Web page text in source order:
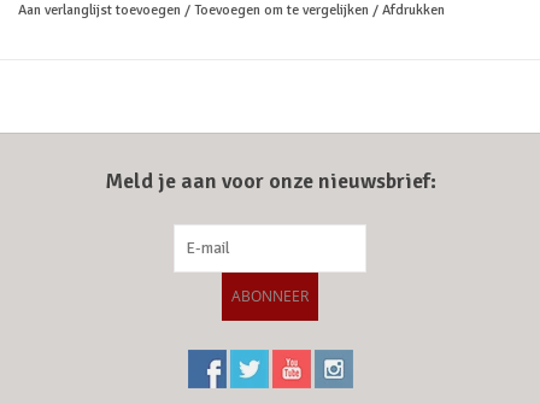
Aan verlanglijst toevoegen / Toevoegen om te vergelijken / Afdrukken
Meld je aan voor onze nieuwsbrief:
ABONNEER